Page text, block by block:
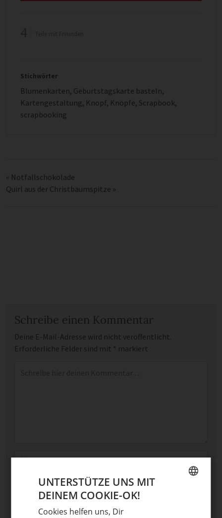
Stichwörter
Blumenkarten, Geburtstagskarte basteln,
Kartengestaltung, Knopf, Knöpfe, Scrapbook,
scrapbooking
« Notfallschokolade
Quirl aus der Christbaumspitze »
Schreibe einen Kommentar
Deine E-Mail-Adresse wird nicht veröffentlicht.
Erforderliche Felder sind mit * markiert
Name
UNTERSTÜTZE UNS MIT
DEINEM COOKIE-OK!
Cookies helfen uns, Dir